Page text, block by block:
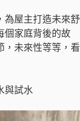
為屋主打造未來舒
個家庭背後的故
，未來性等等，看
與試水